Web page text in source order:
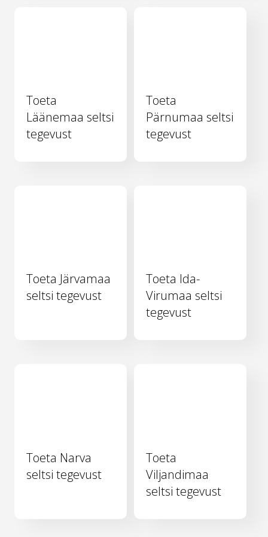
Toeta
Läänemaa seltsi
tegevust
Toeta
Pärnumaa seltsi
tegevust
Toeta Järvamaa
seltsi tegevust
Toeta Ida-
Virumaa seltsi
tegevust
Toeta Narva
seltsi tegevust
Toeta
Viljandimaa
seltsi tegevust